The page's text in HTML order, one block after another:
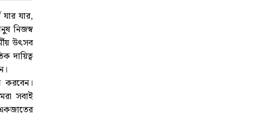
যার,
নিজস্ব
উৎসব
দায়িত্ব
করবেন।
সবাই